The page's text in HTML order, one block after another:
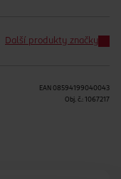
Další produkty značky
EAN 08594199040043
Obj. č.: 1067217